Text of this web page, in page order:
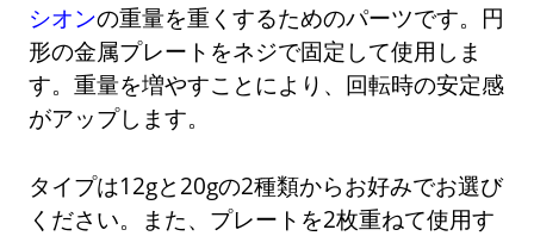
シオンの重量を重くするためのパーツです。円
形の金属プレートをネジで固定して使用しま
す。重量を増やすことにより、回転時の安定感
がアップします。
タイプは12gと20gの2種類からお好みでお選び
ください。また、プレートを2枚重ねて使用す